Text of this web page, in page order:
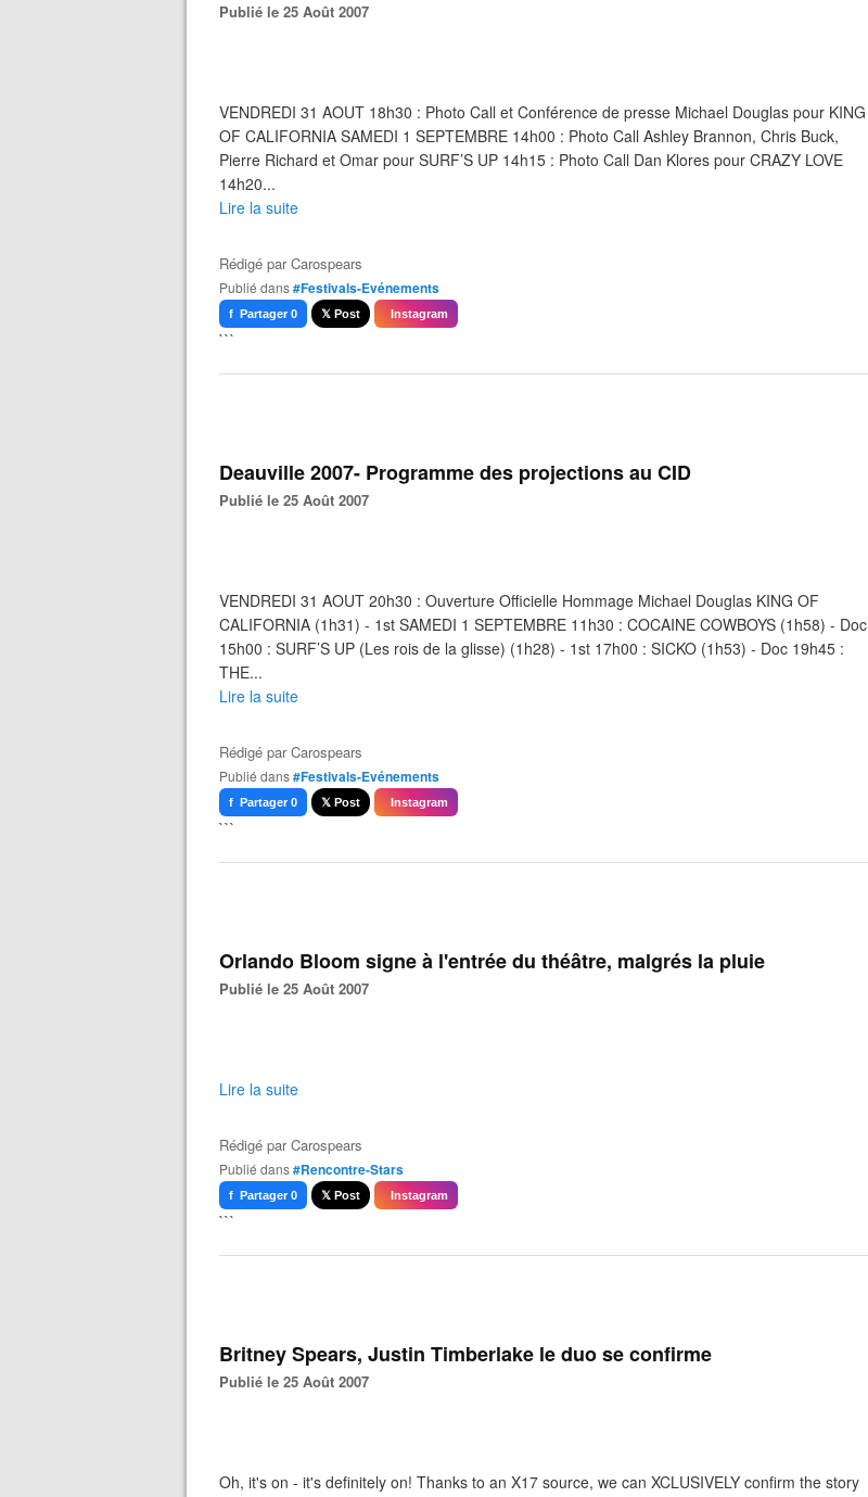
Publié le 25 Août 2007
VENDREDI 31 AOUT 18h30 : Photo Call et Conférence de presse Michael Douglas pour KING
OF CALIFORNIA SAMEDI 1 SEPTEMBRE 14h00 : Photo Call Ashley Brannon, Chris Buck,
Pierre Richard et Omar pour SURF’S UP 14h15 : Photo Call Dan Klores pour CRAZY LOVE
14h20...
Lire la suite
Rédigé parCarospears
Publié dans#Festivals-Evénements
f Partager 0 𝕏 Post Instagram
```
Deauville 2007- Programme des projections au CID
Publié le 25 Août 2007
VENDREDI 31 AOUT 20h30 : Ouverture Officielle Hommage Michael Douglas KING OF
CALIFORNIA (1h31) - 1st SAMEDI 1 SEPTEMBRE 11h30 : COCAINE COWBOYS (1h58) - Doc
15h00 : SURF’S UP (Les rois de la glisse) (1h28) - 1st 17h00 : SICKO (1h53) - Doc 19h45 :
THE...
Lire la suite
Rédigé parCarospears
Publié dans#Festivals-Evénements
f Partager 0 𝕏 Post Instagram
```
Orlando Bloom signe à l'entrée du théâtre, malgrés la pluie
Publié le 25 Août 2007
Lire la suite
Rédigé parCarospears
Publié dans#Rencontre-Stars
f Partager 0 𝕏 Post Instagram
```
Britney Spears, Justin Timberlake le duo se confirme
Publié le 25 Août 2007
Oh, it's on - it's definitely on! Thanks to an X17 source, we can XCLUSIVELY confirm the story